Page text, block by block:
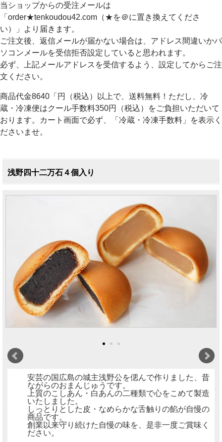
当ショップからの受注メールは
「order★tenkoudou42.com（★を＠に置き換えてくださ
い）」より届きます。
ご注文後、返信メールが届かない場合は、アドレス間違いかパ
ソコンメールを受信拒否設定していると思われます。
必ず、上記メールアドレスを受信するよう、設定してからご注
文ください。
商品代金8640「円（税込）以上で、送料無料！ただし、冷
蔵・冷凍便はクール手数料350円（税込）をご負担いただいて
おります。カート画面で必ず、「冷蔵・冷凍手数料」を表示く
ださいませ。
浅野四十二万石４個入り
安芸の国広島の城主浅野公を偲んで作りました、昔
ながらのおまんじゅうです。
上質のこしあん・白あんの二種類で心をこめて製造
いたしました。
しっとりとした皮・なめらかな舌触りの餡が自慢の
商品です。
創業以来守り続けた自慢の味を、是非一度ご賞味く
ださい。